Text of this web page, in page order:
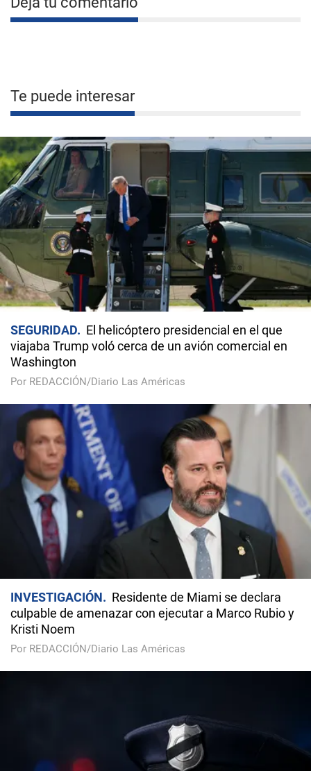
Te puede interesar
SEGURIDAD
El helicóptero presidencial en el que
viajaba Trump voló cerca de un avión comercial en
Washington
Por REDACCIÓN/Diario Las Américas
INVESTIGACIÓN
Residente de Miami se declara
culpable de amenazar con ejecutar a Marco Rubio y
Kristi Noem
Por REDACCIÓN/Diario Las Américas